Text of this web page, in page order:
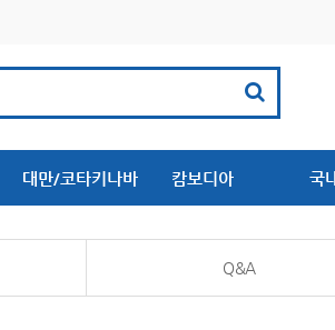
대만/코타키나바
루
캄보디아 국
Q&A